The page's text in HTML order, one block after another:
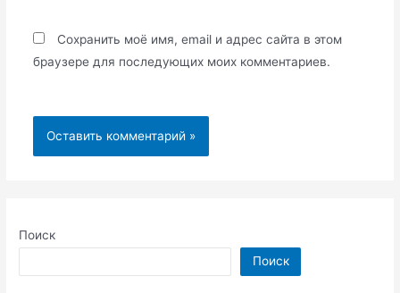
Поиск
Поиск
Сохранить моё имя, email и адрес сайта в этом
браузере для последующих моих комментариев.